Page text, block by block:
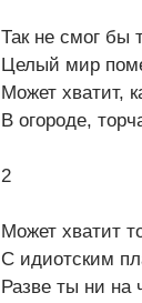
Так не смог бы
Целый мир
Может хватит,
В огороде,
2
Может хватит
С идиотским
Разве ты ни на